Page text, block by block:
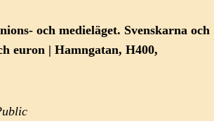
och medieläget. Svenskarna och
euron | Hamngatan, H400,